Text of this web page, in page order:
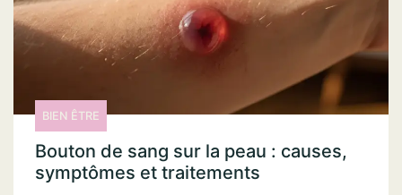
BIEN ÊTRE
Bouton de sang sur la peau : causes,
symptômes et traitements